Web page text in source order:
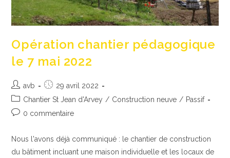
Opération chantier pédagogique
le 7 mai 2022
Auteur/autrice
de
publication :
avb
Publication
publiée :
29 avril 2022
Post
category:
Chantier St Jean d'Arvey / Construction neuve / Passif
Commentaires
0 commentaire
Nous l'avons déjà communiqué : le chantier de construction
du bâtiment incluant une maison individuelle et les locaux de